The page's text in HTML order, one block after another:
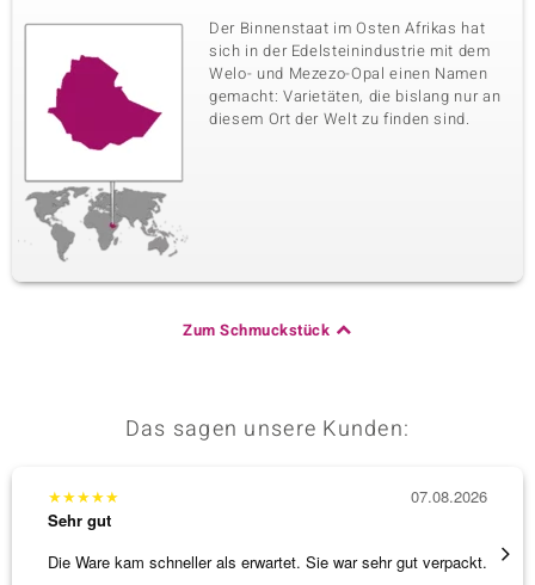
Der Binnenstaat im Osten Afrikas hat
sich in der Edelsteinindustrie mit dem
Welo- und Mezezo-Opal einen Namen
gemacht: Varietäten, die bislang nur an
diesem Ort der Welt zu finden sind.
Zum Schmuckstück
Das sagen unsere Kunden:
★★★★★
Sehr gut
Die Ware kam schneller als erwartet. Sie war sehr gut verpackt.
07.08.2026
Eine